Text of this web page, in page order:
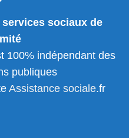
sociaux de
100% indépendant des
publiques
Assistance sociale.fr